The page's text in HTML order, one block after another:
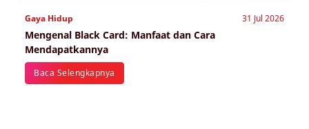
Gaya Hidup 31 Jul 2026
Mengenal Black Card: Manfaat dan Cara
Mendapatkannya
Baca Selengkapnya